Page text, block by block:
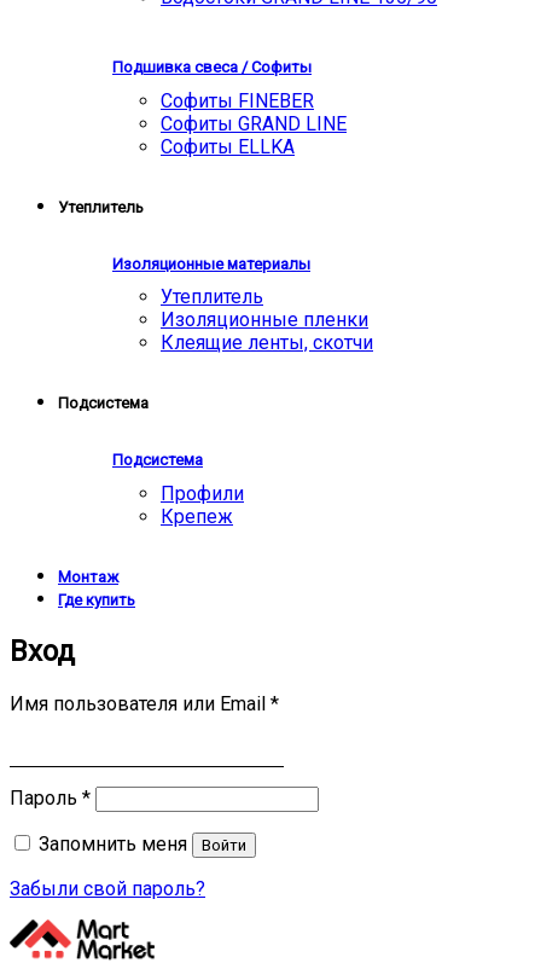
Подшивка свеса / Софиты
Софиты FINEBER
Софиты GRAND LINE
Софиты ELLKA
Утеплитель
Изоляционные материалы
Утеплитель
Изоляционные пленки
Клеящие ленты, скотчи
Подсистема
Подсистема
Профили
Крепеж
Монтаж
Где купить
Вход
Имя пользователя или Email *
Пароль *
Запомнить меня
Войти
Забыли свой пароль?